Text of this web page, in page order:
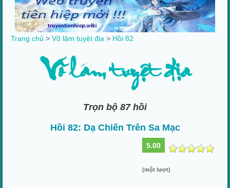
Trang chủ >Võ lâm tuyệt địa > Hồi 82
Võ lâm tuyệt địa
Trọn bộ 87 hồi
Hồi 82: Dạ Chiến Trên Sa Mạc
5.00
(một lượt)